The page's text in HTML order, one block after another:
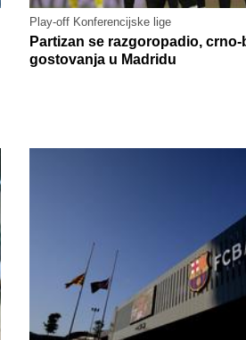
Play-off Konferencijske lige
Partizan se razgoropadio,
gostovanja u Madridu